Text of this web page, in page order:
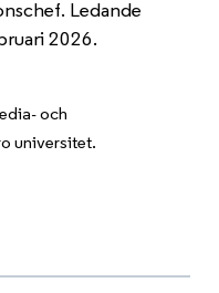
Ledande
2026.
och
universitet.